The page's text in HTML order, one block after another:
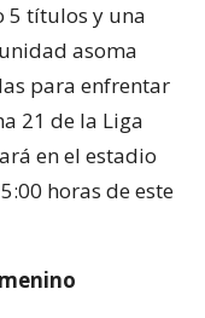
5 títulos y una
asoma
para enfrentar
21 de la Liga
en el estadio
horas de este